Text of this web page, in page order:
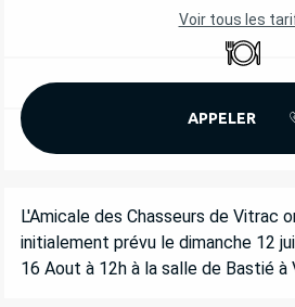
Voir tous les
Restaurant
APPELER
DESCRIPTION
L'Amicale des Chasseurs de Vitrac
initialement prévu le dimanche 12
16 Aout à 12h à la salle de Bastié à